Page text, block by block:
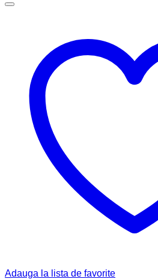
Adauga la lista de favorite